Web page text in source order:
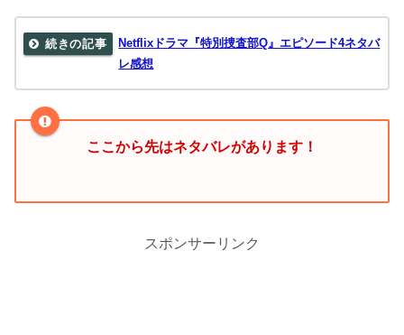
Netflixドラマ『特別捜査部Q』エピソード4ネタバ
レ感想
ここから先はネタバレがあります！
スポンサーリンク